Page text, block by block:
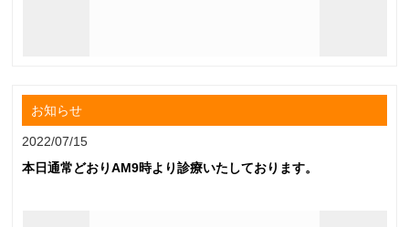
お知らせ
2022/07/15
本日通常どおりAM9時より診療いたしております。